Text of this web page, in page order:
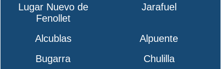
Lugar Nuevo de
Fenollet
Jarafuel
Alcublas
Alpuente
Bugarra
Chulilla